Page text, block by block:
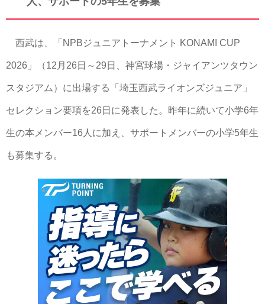
西武は、「NPBジュニアトーナメント KONAMI CUP
2026」（12月26日～29日、神宮球場・ジャイアンツタウン
スタジアム）に出場する「埼玉西武ライオンズジュニア」
セレクション要項を26日に発表した。昨年に続いて小学6年
生の本メンバー16人に加え、サポートメンバーの小学5年生
も募集する。